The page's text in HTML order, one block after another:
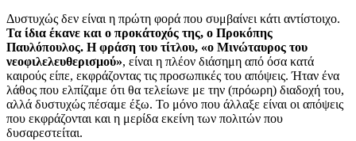
Δυστυχώς δεν είναι η πρώτη φορά που συμβαίνει κάτι αντίστοιχο.
Τα ίδια έκανε και ο προκάτοχός της, ο Προκόπης
Παυλόπουλος. Η φράση του τίτλου, «ο Μινώταυρος του
νεοφιλελευθερισμού», είναι η πλέον διάσημη από όσα κατά
καιρούς είπε, εκφράζοντας τις προσωπικές του απόψεις. Ήταν ένα
λάθος που ελπίζαμε ότι θα τελείωνε με την (πρόωρη) διαδοχή του,
αλλά δυστυχώς πέσαμε έξω. Το μόνο που άλλαξε είναι οι απόψεις
που εκφράζονται και η μερίδα εκείνη των πολιτών που
δυσαρεστείται.